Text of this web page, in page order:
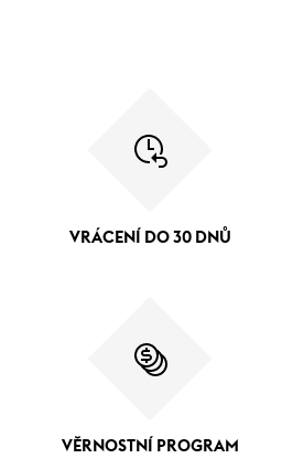
VRÁCENÍ DO 30 DNŮ
VĚRNOSTNÍ PROGRAM